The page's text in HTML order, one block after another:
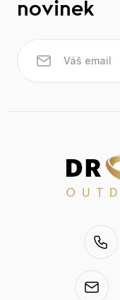
novinek